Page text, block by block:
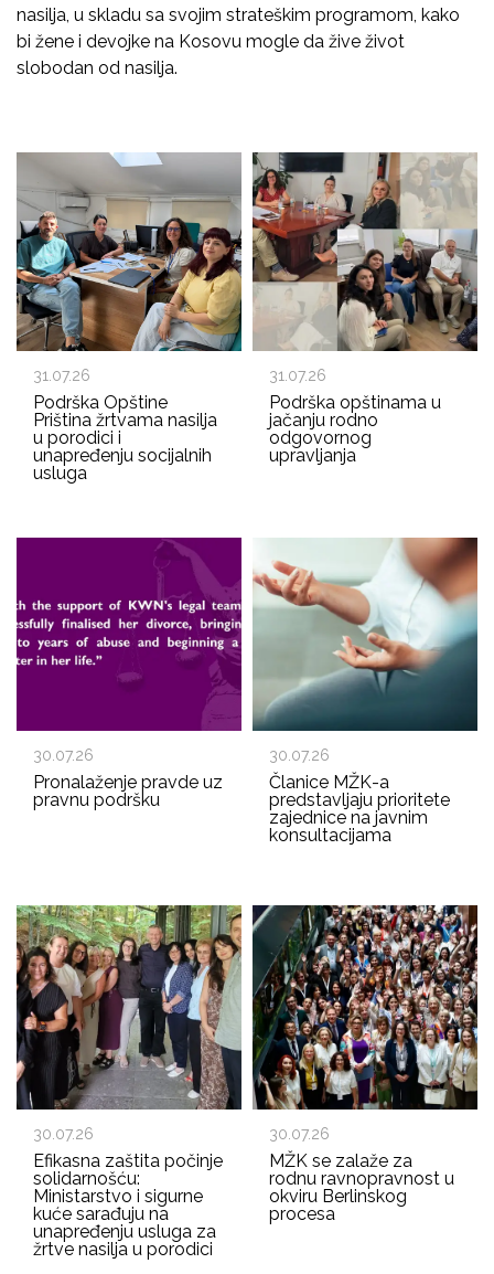
nasilja, u skladu sa svojim strateškim programom, kako
bi žene i devojke na Kosovu mogle da žive život
slobodan od nasilja.
31.07.26
Podrška Opštine
Priština žrtvama nasilja
u porodici i
unapređenju socijalnih
usluga
31.07.26
Podrška opštinama u
jačanju rodno
odgovornog
upravljanja
30.07.26
Pronalaženje pravde uz
pravnu podršku
30.07.26
Članice MŽK-a
predstavljaju prioritete
zajednice na javnim
konsultacijama
30.07.26
Efikasna zaštita počinje
solidarnošću:
Ministarstvo i sigurne
kuće sarađuju na
unapređenju usluga za
žrtve nasilja u porodici
30.07.26
MŽK se zalaže za
rodnu ravnopravnost u
okviru Berlinskog
procesa